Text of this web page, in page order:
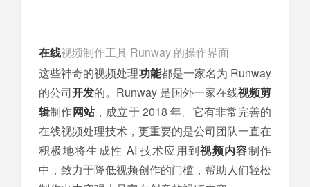
在线视频制作工具 Runway 的操作界面
这些神奇的视频处理功能都是一家名为 Runway
的公司开发的。Runway 是国外一家在线视频剪
辑制作网站，成立于 2018 年。它有非常完善的
在线视频处理技术，更重要的是公司团队一直在
积极地将生成性 AI 技术应用到视频内容制作
中，致力于降低视频创作的门槛，帮助人们轻松